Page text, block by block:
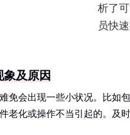
析了
员快
及原因
免会出现一些小状况。比如
老化或操作不当引起的。及